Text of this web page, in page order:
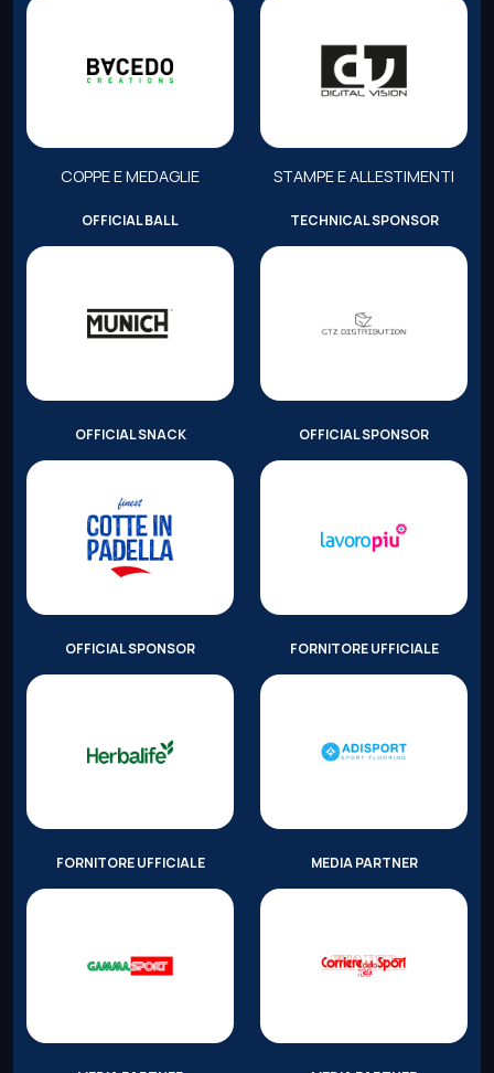
COPPE E MEDAGLIE STAMPE E ALLESTIMENTI
OFFICIAL BALL TECHNICAL SPONSOR
OFFICIAL SNACK OFFICIAL SPONSOR
OFFICIAL SPONSOR FORNITORE UFFICIALE
FORNITORE UFFICIALE MEDIA PARTNER